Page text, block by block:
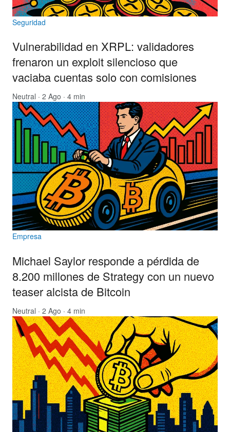
Seguridad
Vulnerabilidad en XRPL: validadores
frenaron un exploit silencioso que
vaciaba cuentas solo con comisiones
Neutral · 2 Ago · 4 min
Empresa
Michael Saylor responde a pérdida de
8.200 millones de Strategy con un nuevo
teaser alcista de Bitcoin
Neutral · 2 Ago · 4 min